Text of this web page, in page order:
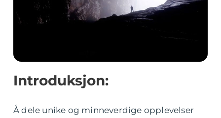
Introduksjon:
Å dele unike og minneverdige opplevelser